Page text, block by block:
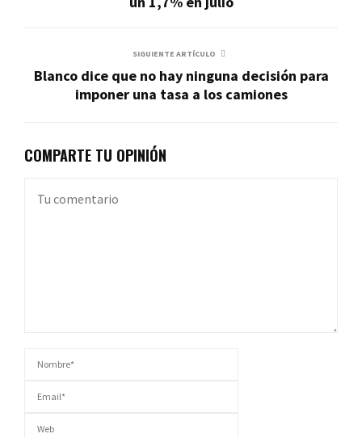
SIGUIENTE ARTÍCULO
Blanco dice que no hay ninguna decisión para
imponer una tasa a los camiones
COMPARTE TU OPINIÓN